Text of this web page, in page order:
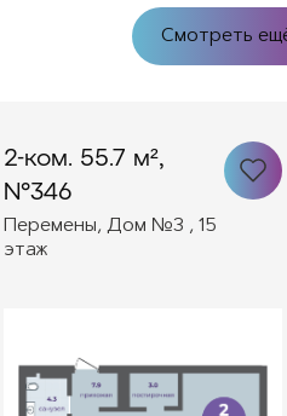
Смотреть
2-ком. 55.7 м²,
№346
Перемены, Дом №3 , 15
этаж